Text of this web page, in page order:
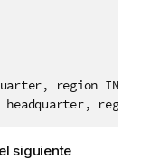
region
headquarter, region;
siguiente